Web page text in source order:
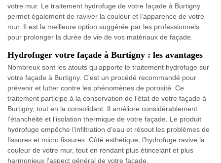
votre mur. Le traitement hydrofuge de votre façade à Burtigny
permet également de raviver la couleur et l’apparence de votre
mur. Il est la meilleure option suggérée par les professionnels
pour prolonger la durée de vie de vos matériaux de façade.
Hydrofuger votre façade à Burtigny : les avantages
Nombreux sont les atouts qu’apporte le traitement hydrofuge sur
votre façade à Burtigny. C’est un procédé recommandé pour
prévenir et lutter contre les phénomènes de porosité. Ce
traitement participe à la conservation de l’état de votre façade à
Burtigny, tout en la consolidant. Il améliore considérablement
l’étanchéité et l’isolation thermique de votre façade. Le produit
hydrofuge empêche l’infiltration d’eau et résout les problèmes de
fissures et micro fissures. Côté esthétique, l’hydrofuge ravive la
couleur de votre mur, tout en rendant plus étincelant et plus
harmonieux l’aspect général de votre façade.